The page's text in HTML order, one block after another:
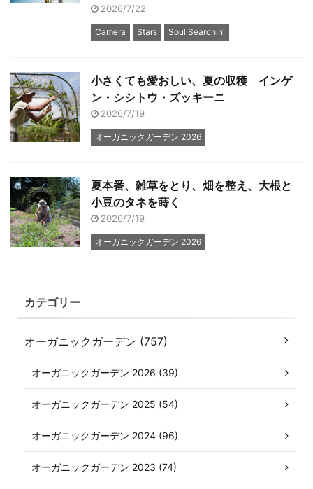
2026/7/22
Camera Stars Soul Searchin'
小さくても愛おしい、夏の収穫 インゲ
ン・シシトウ・ズッキーニ
2026/7/19
オーガニックガーデン 2026
夏本番、雑草をとり、畑を整え、大根と
小豆のタネを蒔く
2026/7/19
オーガニックガーデン 2026
カテゴリー
オーガニックガーデン (757)
オーガニックガーデン 2026 (39)
オーガニックガーデン 2025 (54)
オーガニックガーデン 2024 (96)
オーガニックガーデン 2023 (74)